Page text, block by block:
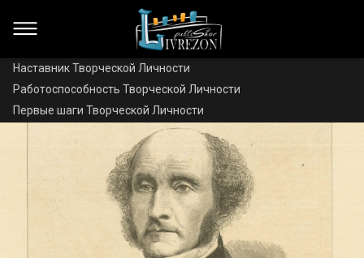
Наставник Творческой Личности
Работоспособность Творческой Личности
Первые шаги Творческой Личности